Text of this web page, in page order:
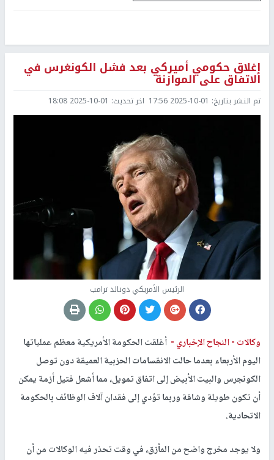
إغلاق حكومي أميركي بعد فشل الكونغرس في
الاتفاق على الموازنة
تم النشر بتاريخ: 2025-10-01 17:56 اخر تحديث: 2025-10-01 18:08
الرئيس الأمريكي دونالد ترامب
وكالات -النجاح الإخباري - أغلقت الحكومة الأمريكية معظم عملياتها
اليوم الأربعاء بعدما حالت الانقسامات الحزبية العميقة دون توصل
الكونجرس والبيت الأبيض إلى اتفاق تمويل، مما أشعل فتيل أزمة يمكن
أن تكون طويلة وشاقة وربما تؤدي إلى فقدان آلاف الوظائف بالحكومة
الاتحادية.
ولا يوجد مخرج واضح من المأزق، في وقت تحذر فيه الوكالات من أن